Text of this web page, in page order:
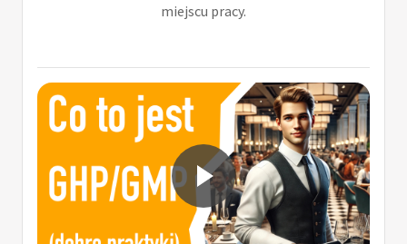
miejscu pracy.